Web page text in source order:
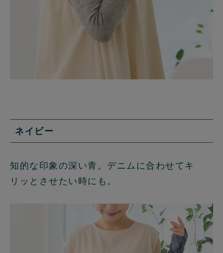
ネイビー
知的な印象の深い青。デニムに合わせてキ
リッとさせたい時にも。